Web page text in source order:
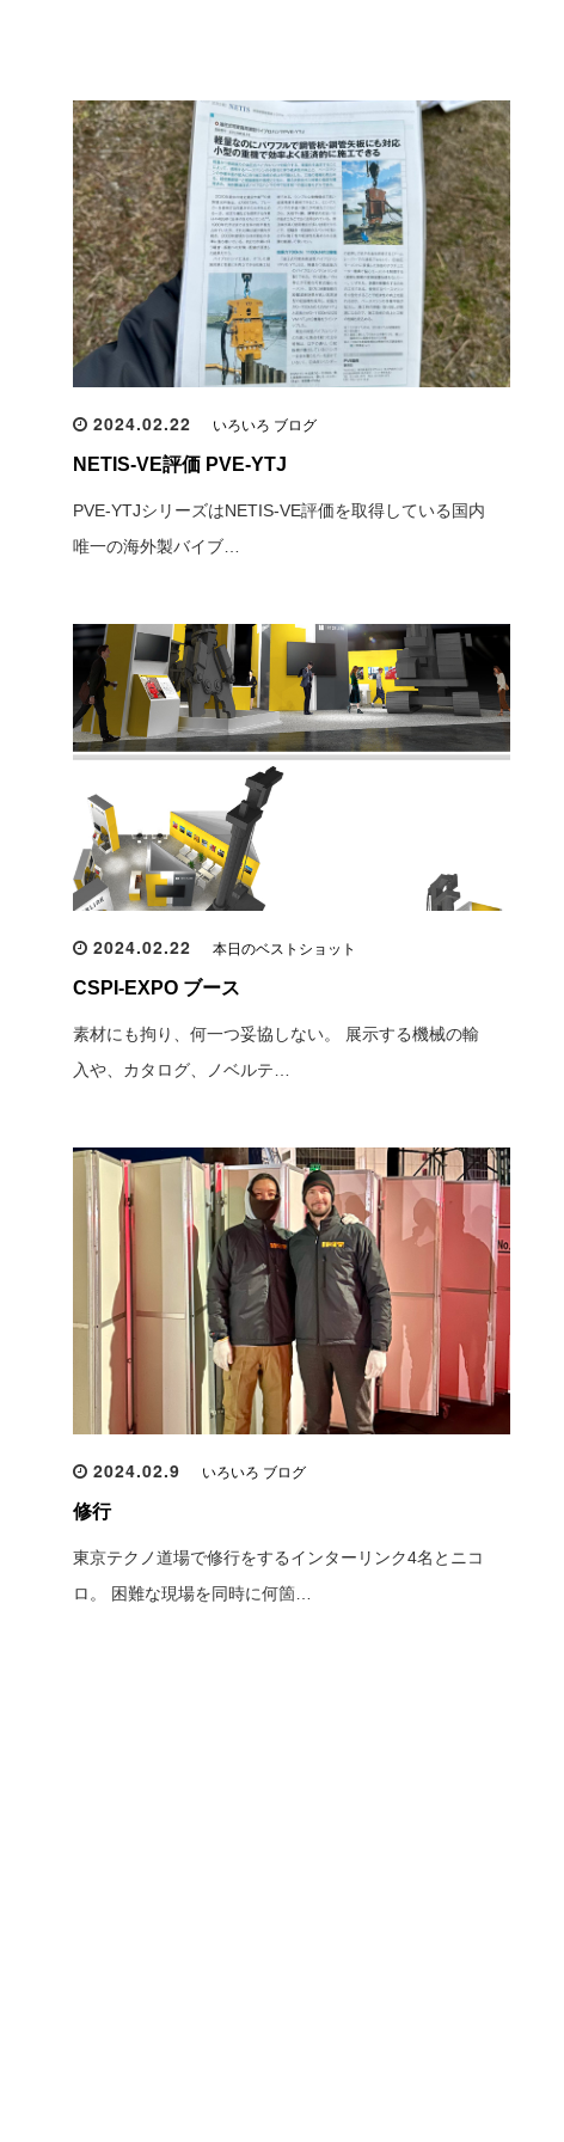
2024.02.22 いろいろ ブログ
NETIS-VE評価 PVE-YTJ
PVE-YTJシリーズはNETIS-VE評価を取得している国内
唯一の海外製バイブ…
2024.02.22 本日のベストショット
CSPI-EXPO ブース
素材にも拘り、何一つ妥協しない。 展示する機械の輸
入や、カタログ、ノベルテ…
2024.02.9 いろいろ ブログ
修行
東京テクノ道場で修行をするインターリンク4名とニコ
ロ。 困難な現場を同時に何箇…